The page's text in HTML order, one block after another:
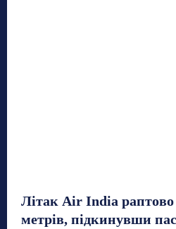
Літак Air India раптово
метрів, підкинувши